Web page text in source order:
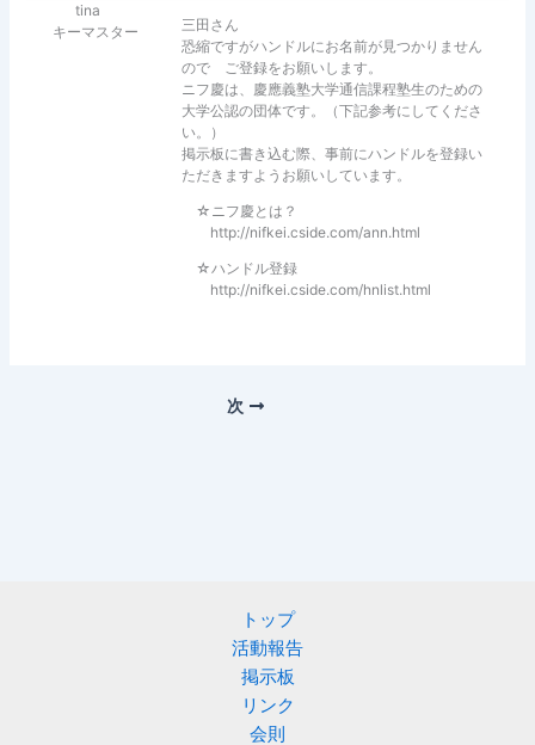
tina
キーマスター
三田さん
恐縮ですがハンドルにお名前が見つかりません
ので ご登録をお願いします。
ニフ慶は、慶應義塾大学通信課程塾生のための
大学公認の団体です。（下記参考にしてくださ
い。）
掲示板に書き込む際、事前にハンドルを登録い
ただきますようお願いしています。
☆ニフ慶とは？
http://nifkei.cside.com/ann.html
☆ハンドル登録
http://nifkei.cside.com/hnlist.html
次
トップ
活動報告
掲示板
リンク
会則